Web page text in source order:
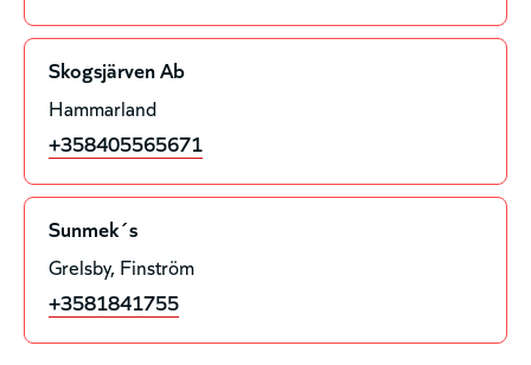
Skogsjärven Ab
Hammarland
+358405565671
Sunmek´s
Grelsby Finström
+3581841755